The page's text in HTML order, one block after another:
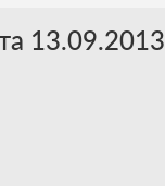
13.09.2013